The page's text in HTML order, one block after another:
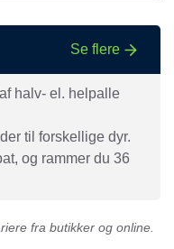
Se flere
halv- el. helpalle
til forskellige dyr.
og rammer du 36
fra butikker og online.